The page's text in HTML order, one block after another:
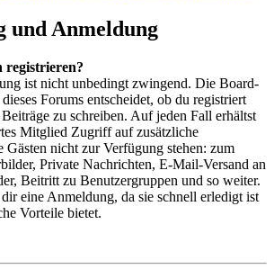
und Anmeldung
registrieren?
ist nicht unbedingt zwingend. Die Board-
Forums entscheidet, ob du registriert
zu schreiben. Auf jeden Fall erhältst
Mitglied Zugriff auf zusätzliche
Gästen nicht zur Verfügung stehen: zum
Private Nachrichten, E-Mail-Versand an
Beitritt zu Benutzergruppen und so weiter.
eine Anmeldung, da sie schnell erledigt ist
Vorteile bietet.